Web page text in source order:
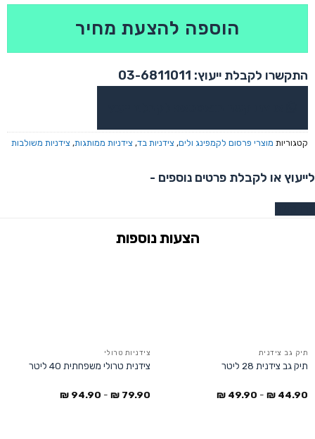
הוספה להצעת מחיר
התקשרו לקבלת ייעוץ: 03-6811011
קטגוריות מוצרי פרסום לקמפינג ולים, צידניות בד, צידניות ממותגות, צידניות משולבות
לייעוץ או לקבלת פרטים נוספים -
תיק גב צידנית
תיק גב צידנית 28 ליטר
44.90
₪
-
49.90
₪
צידניות טרולי
צידנית טרולי משפחתית 40 ליטר
79.90
₪
-
94.90
₪